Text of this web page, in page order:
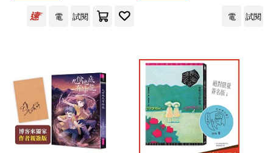
J.ho(2)
Neo講師(2)
Raymond Tsai(2)
捷徑文化(3) 新雨(3)
日出出版(3)
明白文化(3)
柏樂出版有限公司(3)
電 試閱 電 試閱